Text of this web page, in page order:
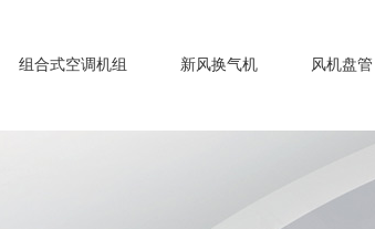
组合式空调机组 新风换气机 风机盘管